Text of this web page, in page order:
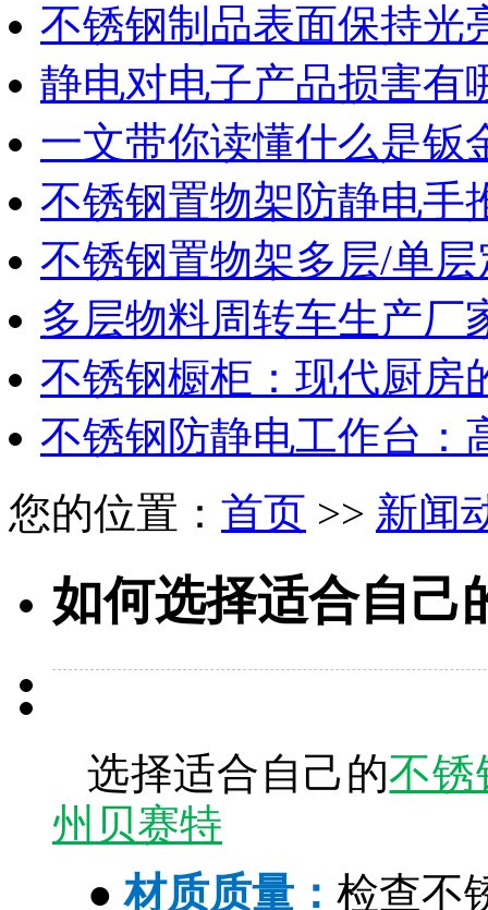
不锈钢制品表面保持光
静电对电子产品损害有
一文带你读懂什么是钣
不锈钢置物架防静电手
不锈钢置物架多层/单
多层物料周转车生产厂
不锈钢橱柜：现代厨房
不锈钢防静电工作台：
您的位置： 首页 >> 新闻
如何选择适合自己
选择适合自己的不锈
州贝赛特
●材质质量： 检查不